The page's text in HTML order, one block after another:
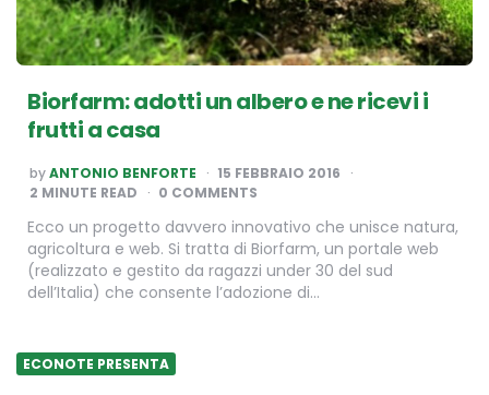
Biorfarm: adotti un albero e ne ricevi i
frutti a casa
POSTED
BY
byANTONIO BENFORTE
15 FEBBRAIO 2016
2 MINUTE READ 0 COMMENTS
Ecco un progetto davvero innovativo che unisce natura,
agricoltura e web. Si tratta di Biorfarm, un portale web
(realizzato e gestito da ragazzi under 30 del sud
dell’Italia) che consente l’adozione di…
ECONOTE PRESENTA